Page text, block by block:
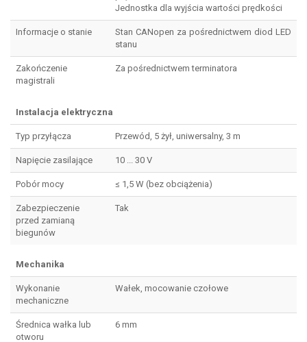
Jednostka dla wyjścia wartości prędkości
Informacje o stanie
Stan CANopen za pośrednictwem diod LED
stanu
Zakończenie
magistrali
Za pośrednictwem terminatora
Instalacja elektryczna
Typ przyłącza Przewód, 5 żył, uniwersalny, 3 m
Napięcie zasilające 10 ... 30 V
Pobór mocy ≤ 1,5 W (bez obciążenia)
Zabezpieczenie
przed zamianą
biegunów
Tak
Mechanika
Wykonanie
mechaniczne
Wałek, mocowanie czołowe
Średnica wałka lub
otworu
6 mm